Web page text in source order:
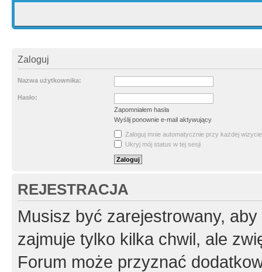
Zaloguj
Nazwa użytkownika:
Hasło:
Zapomniałem hasła
Wyślij ponownie e-mail aktywujący
Zaloguj mnie automatycznie przy każdej wizycie
Ukryj mój status w tej sesji
REJESTRACJA
Musisz być zarejestrowany,
zajmuje tylko kilka chwil, ale
Forum może przyznać